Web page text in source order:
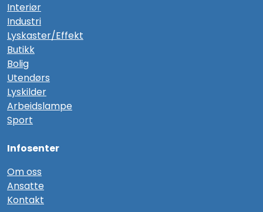
Interiør
Industri
Lyskaster/Effekt
Butikk
Bolig
Utendørs
Lyskilder
Arbeidslampe
Sport
Infosenter
Om oss
Ansatte
Kontakt